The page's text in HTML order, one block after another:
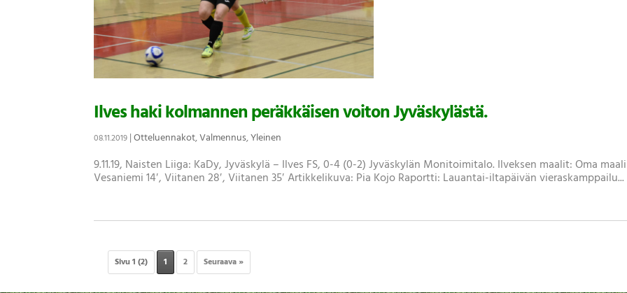
Ilves haki kolmannen peräkkäisen voiton Jyväskylästä.
08.11.2019 |Otteluennakot,Valmennus,Yleinen
9.11.19, Naisten Liiga: KaDy, Jyväskylä – Ilves FS, 0-4 (0-2) Jyväskylän Monitoimitalo. Ilveksen maalit: Oma maali
Vesaniemi 14′, Viitanen 28′, Viitanen 35′ Artikkelikuva: Pia Kojo Raportti: Lauantai-iltapäivän vieraskamppailu...
Sivu 1 (2) 1 2 Seuraava »